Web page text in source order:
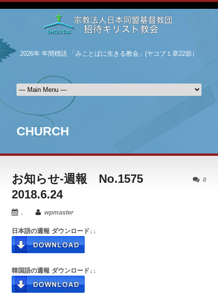
2026年 年間標語 「みことばに生きる教会」(ヤコブ１章22節）
CHURCH
0
お知らせ-週報 No.1575
2018.6.24
. wpmaster
日本語の週報 ダウンロード↓↓
韓国語の週報 ダウンロード↓↓